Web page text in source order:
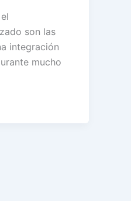
son las
integración
mucho